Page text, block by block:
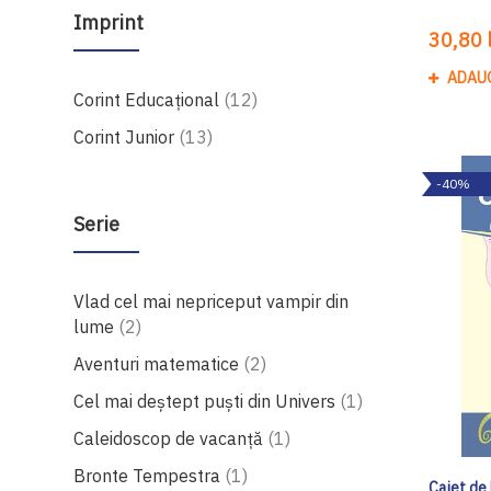
Imprint
Corint Educaţional 12produse
Corint Junior 13produse
Serie
Vlad cel mai nepriceput vampir din
lume 2produse
Aventuri matematice 2produse
Cel mai deștept puști din Univers 1produs
Caleidoscop de vacanţă 1produs
Bronte Tempestra 1produs
30,80
-40%